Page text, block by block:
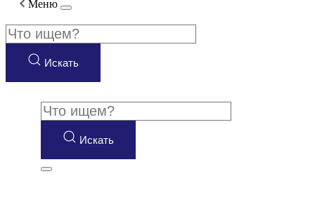
Меню
Искать
Искать